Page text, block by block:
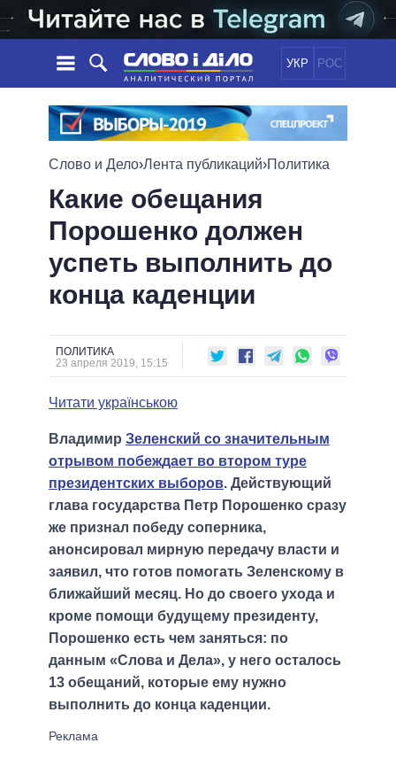
УКР РОС
НОВОСТИ
СТАТЬИ
МНЕНИЯ
ОБЗОРЫ
ОБЩЕСТВО
МИР
ПОЛИТИКИ
ВСЕ ПОЛИТИКИ
ПРЕЗИДЕНТ И ОФИС
КАБИНЕТ МИНИСТРОВ
ГЛАВЫ ОБЛАДМИНИСТРАЦИЙ
МЭРЫ
ИНФОГРАФИКА
ВИДЕО
ПОДДЕРЖАТЬ
СРАВНЕНИЕ ПОЛИТИКОВ
Слово и Дело›Лента публикаций›Политика
Какие обещания
Порошенко должен
успеть выполнить до
конца каденции
ПОЛИТИКА
23 апреля 2019, 15:15
Читати українською
Владимир Зеленский со значительным
отрывом побеждает во втором туре
президентских выборов. Действующий
глава государства Петр Порошенко сразу
же признал победу соперника,
анонсировал мирную передачу власти и
заявил, что готов помогать Зеленскому в
ближайший месяц. Но до своего ухода и
кроме помощи будущему президенту,
Порошенко есть чем заняться: по
данным «Слова и Дела», у него осталось
13 обещаний, которые ему нужно
выполнить до конца каденции.